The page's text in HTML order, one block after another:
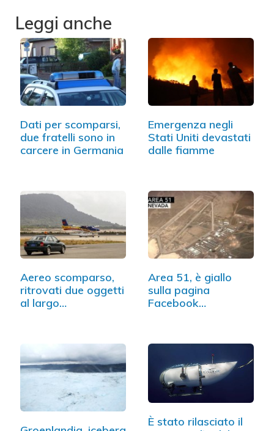
Leggi anche
Dati per scomparsi,
due fratelli sono in
carcere in Germania
Emergenza negli
Stati Uniti devastati
dalle fiamme
Aereo scomparso,
ritrovati due oggetti
al largo…
Area 51, è giallo
sulla pagina
Facebook
È stato rilasciato il